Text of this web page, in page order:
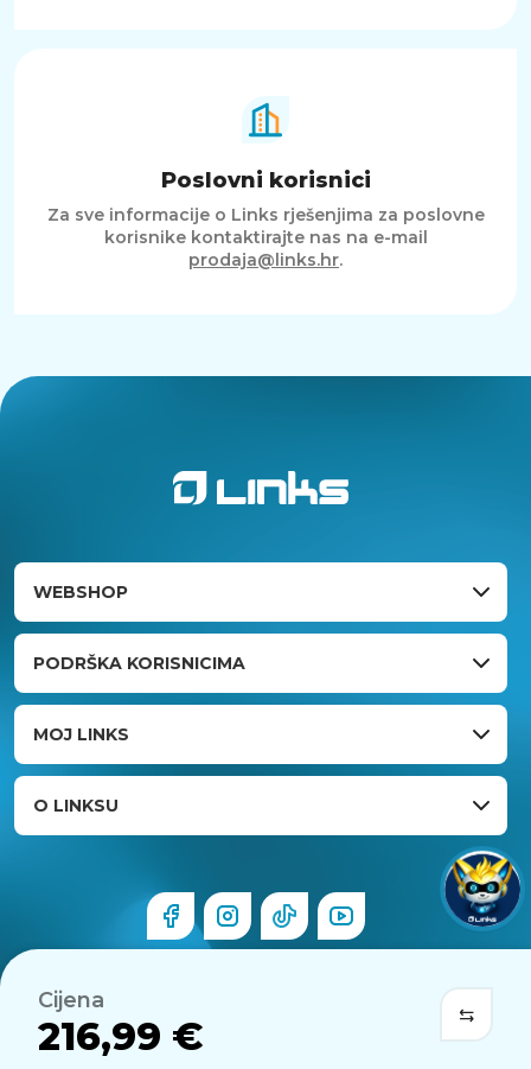
Cijena
216,99 €
Poslovni korisnici
Za sve informacije o Links rješenjima za poslovne
korisnike kontaktirajte nas na e-mail
prodaja@links.hr.
WEBSHOP
PODRŠKA KORISNICIMA
MOJ LINKS
O LINKSU